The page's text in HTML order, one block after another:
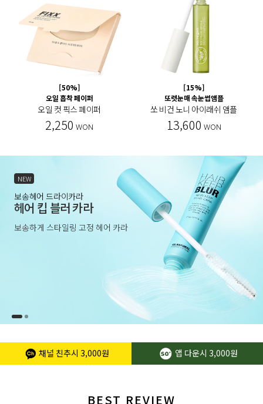
[50%]
오일 흡착 페이퍼
오일 컷 픽스 페이퍼
2,250 WON
[15%]
또렷눈매 속눈썹앰플
쏘 비건 노니 아이래쉬 앰플
13,600 WON
NEW
보송헤어 드라이카라
헤어 킵 블러 카라
보송하게 스타일링 고정 헤어 카라
채널 친추시 3,000원 앱 다운시 3,000원
BEST REVIEW